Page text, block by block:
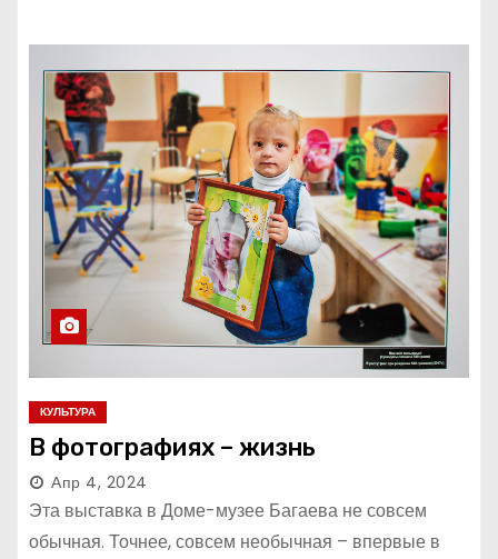
КУЛЬТУРА
В фотографиях – жизнь
Апр 4, 2024
Эта выставка в Доме-музее Багаева не совсем
обычная. Точнее, совсем необычная – впервые в